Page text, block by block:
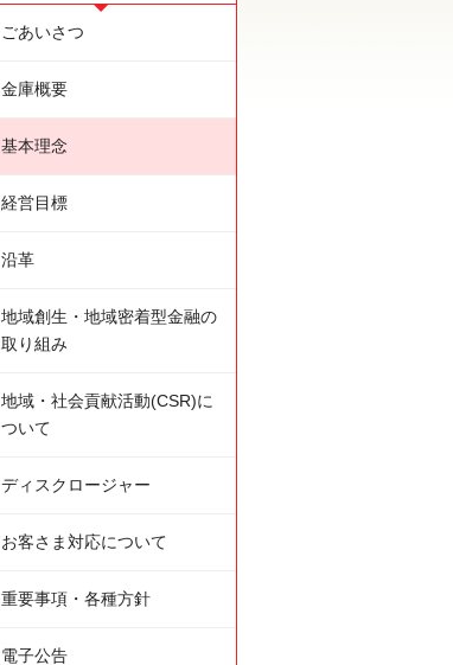
ごあいさつ
金庫概要
基本理念
経営目標
沿革
地域創生・地域密着型金融の
取り組み
地域・社会貢献活動(CSR)に
ついて
ディスクロージャー
お客さま対応について
重要事項・各種方針
電子公告